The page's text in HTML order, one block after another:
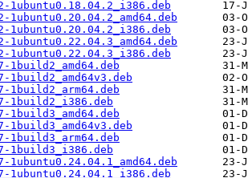
1ubuntu0.18.04.2_i386.deb
1ubuntu0.20.04.2_amd64.deb
1ubuntu0.20.04.2_i386.deb
1ubuntu0.22.04.3_amd64.deb
1ubuntu0.22.04.3_i386.deb
1build2_amd64.deb
1build2_amd64v3.deb
1build2_arm64.deb
1build2_i386.deb
1build3_amd64.deb
1build3_amd64v3.deb
1build3_arm64.deb
1build3_i386.deb
1ubuntu0.24.04.1_amd64.deb
1ubuntu0.24.04.1_i386.deb